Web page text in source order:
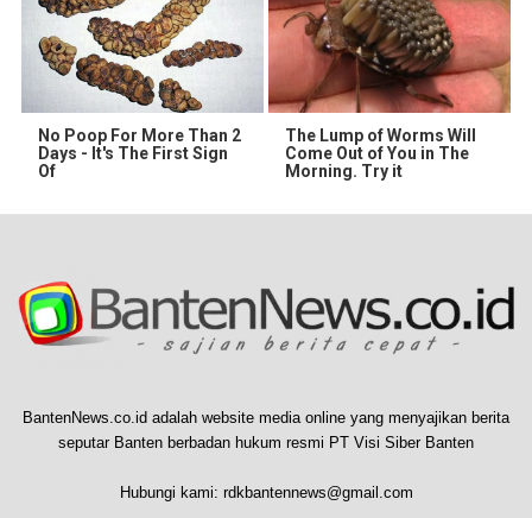
No Poop For More Than 2
Days - It's The First Sign
Of
The Lump of Worms Will
Come Out of You in The
Morning. Try it
BantenNews.co.id adalah website media online yang menyajikan berita
seputar Banten berbadan hukum resmi PT Visi Siber Banten
Hubungi kami: rdkbantennews@gmail.com